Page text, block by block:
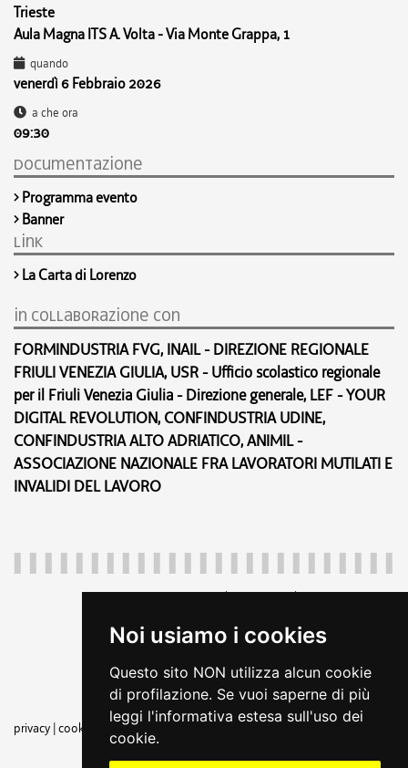
Noi usiamo i cookies
Questo sito NON utilizza alcun cookie
di profilazione. Se vuoi saperne di più
leggi l'informativa estesa sull'uso dei
cookie.
Trieste
Aula Magna ITS A. Volta - Via Monte Grappa, 1
quando
venerdì 6 Febbraio 2026
a che ora
09:30
documentazione
Programma evento
Banner
link
La Carta di Lorenzo
in collaborazione con
FORMINDUSTRIA FVG, INAIL - DIREZIONE REGIONALE
FRIULI VENEZIA GIULIA, USR - Ufficio scolastico regionale
per il Friuli Venezia Giulia - Direzione generale, LEF - YOUR
DIGITAL REVOLUTION, CONFINDUSTRIA UDINE,
CONFINDUSTRIA ALTO ADRIATICO, ANIMIL -
ASSOCIAZIONE NAZIONALE FRA LAVORATORI MUTILATI E
INVALIDI DEL LAVORO
Regione Autonoma Friuli Venezia Giulia
piazza Unità d'Italia 1 Trieste
regione.friuliveneziagiulia@certregione.fvg.it
amministrazione trasparente
privacy |cookie note legali dichiarazione di accessibilità feedback